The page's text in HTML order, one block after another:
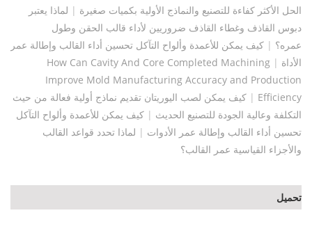
الحل الأكثر كفاءة للتصنيع والنماذج الأولية بكميات صغيرة | لماذا يعتبر
دبوس القاذف وغطاء القاذف ضروريين لأداء قالب الحقن وطول
عمره؟ | كيف يمكن للأعمدة وألواح التآكل تحسين أداء القالب وإطالة عمر
الأداة |
How Can Cavity And Core Completed Machining
Improve Mold Manufacturing Accuracy and Production
Efficiency
| كيف يمكن لصب اليوريتان تقديم نماذج أولية فعالة من حيث
التكلفة وعالية الجودة للتصنيع الحديث | كيف يمكن للأعمدة وألواح التآكل
تحسين أداء القالب وإطالة عمر الأدوات | لماذا تحدد قواعد القالب
والأجزاء القياسية عمر القالب؟
تحميل